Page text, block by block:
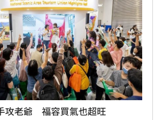
攻老爺 福容買氣也超旺